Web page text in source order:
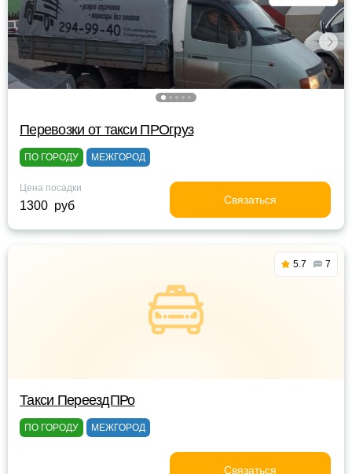
Перевозки от такси ПРОгруз
ПО ГОРОДУ МЕЖГОРОД
Цена посадки
1300 руб Связаться
5.7 7
Такси ПереездПРо
ПО ГОРОДУ МЕЖГОРОД
Связаться